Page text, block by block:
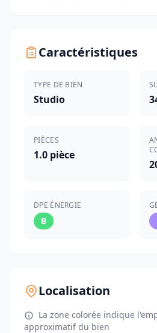
Caractéristiques
TYPE DE BIEN
Studio
PIÈCES
1.0 pièce
DPE ÉNERGIE
B
Localisation
La zone colorée indique
approximatif du bien